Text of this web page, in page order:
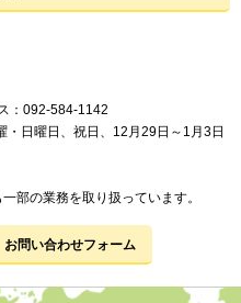
：092-584-1142
・日曜日、祝日、12月29日～1月3日
部の業務を取り扱っています。
お問い合わせフォーム